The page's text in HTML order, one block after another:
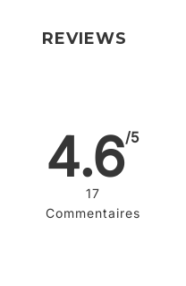
REVIEWS
4.6/5
17
Commentaires